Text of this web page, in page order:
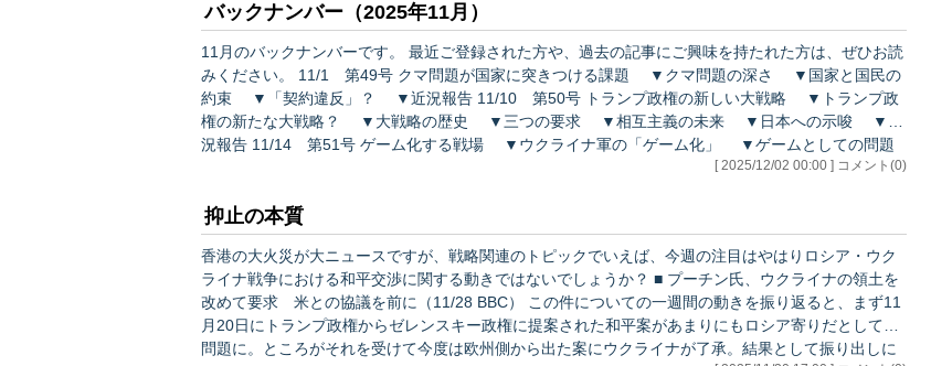
バックナンバー（2025年11月）
11月のバックナンバーです。 最近ご登録された方や、過去の記事にご興味を持たれた方は、ぜひお読
みください。 11/1 第49号 クマ問題が国家に突きつける課題 ▼クマ問題の深さ ▼国家と国民の
約束 ▼「契約違反」？ ▼近況報告 11/10 第50号 トランプ政権の新しい大戦略 ▼トランプ政
権の新たな大戦略？ ▼大戦略の歴史 ▼三つの要求 ▼相互主義の未来 ▼日本への示唆 ▼近
況報告 11/14 第51号 ゲーム化する戦場 ▼ウクライナ軍の「ゲーム化」 ▼ゲームとしての問題
点 ▼「究極のゲーム」？ ▼近況報告 11/22 第52号 原発の実態 ▼原発に行っ…[ 2025/12/02 00:00 ] コメント(0)
抑止の本質
香港の大火災が大ニュースですが、戦略関連のトピックでいえば、今週の注目はやはりロシア・ウク
ライナ戦争における和平交渉に関する動きではないでしょうか？ ■ プーチン氏、ウクライナの領土を
改めて要求 米との協議を前に（11/28 BBC） この件についての一週間の動きを振り返ると、まず11
月20日にトランプ政権からゼレンスキー政権に提案された和平案があまりにもロシア寄りだとして大
問題に。ところがそれを受けて今度は欧州側から出た案にウクライナが了承。結果として振り出しに